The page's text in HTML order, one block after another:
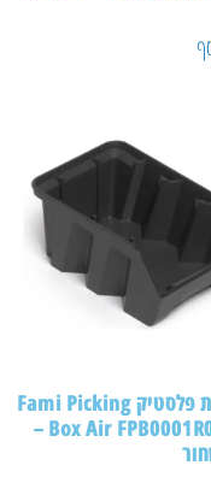
ארקלית פלסטיק Fami Picking
Box Air FPB0001R05139 –